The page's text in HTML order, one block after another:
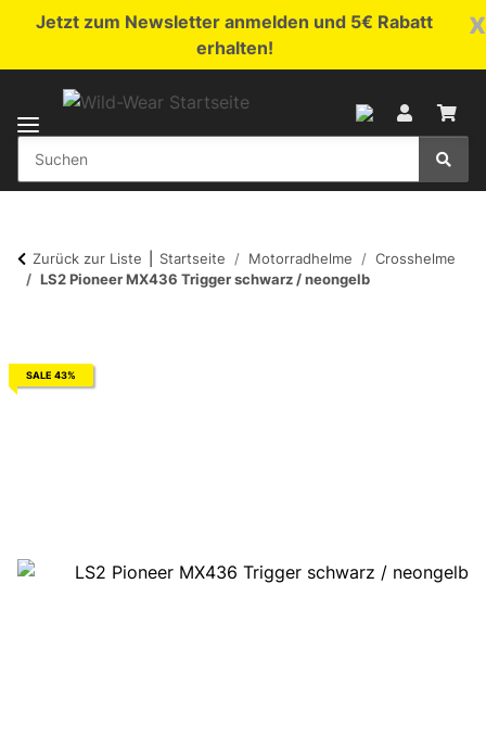
x
Jetzt zum Newsletter anmelden und 5€ Rabatt
erhalten!
Zurück zur Liste Startseite Motorradhelme
Crosshelme
LS2 Pioneer MX436 Trigger schwarz / neongelb
SALE 43%